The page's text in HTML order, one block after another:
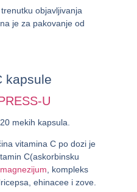
objavljivanja
je za pakovanje od
kapsule
U
mekih kapsula.
vitamina C po dozi je
C(askorbinsku
magnezijum, kompleks
ehinacee i zove.